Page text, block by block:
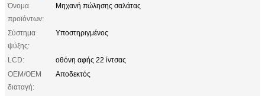
Όνομα
προϊόντων:
Μηχανή πώλησης σαλάτας
Σύστημα
ψύξης:
Υποστηριγμένος
LCD:
οθόνη αφής 22 ίντσας
OEM/OEM
διαταγή:
Αποδεκτός